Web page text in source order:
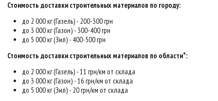
Стоимость доставки строительных материалов по городу:
до 2 000 кг (Газель) - 200-300 грн
до 3 000 кг (Газон) - 300-400 грн
до 5 000 кг (Зил) - 400-500 грн
Стоимость доставки строительных материалов по области*:
до 2 000 кг (Газель) - 11 грн/км от склада
до 3 000 кг (Газон) - 16 грн/км от склада
до 5 000 кг (Зил) - 20 грн/км от склада